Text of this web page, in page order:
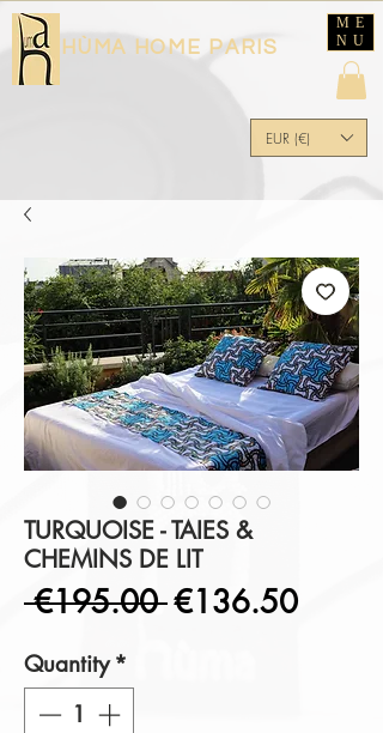
EUR (€)
ME
NU
HÙMA HOME PARIS
TURQUOISE - TAIES &
CHEMINS DE LIT
€195.00 Regular
€136.50Sale
Quantity *